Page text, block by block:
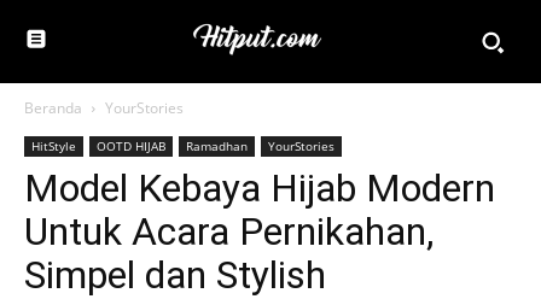
Beranda YourStories
HitStyle OOTD HIJAB Ramadhan YourStories
Model Kebaya Hijab Modern
Untuk Acara Pernikahan,
Simpel dan Stylish